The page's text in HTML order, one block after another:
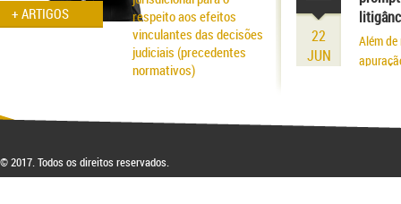
+ ARTIGOS
respeito aos efeitos
vinculantes das decisões
judiciais (precedentes
normativos)
fraude patrimonial: da
respectiva blindagem
22
JUN
Além
© 2017. Todos os direitos reservados.